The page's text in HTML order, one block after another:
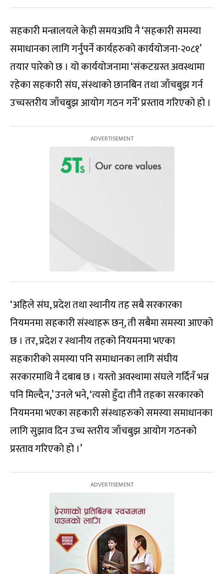
सहकारी मन्त्रालयले केही समयअघि नै ‘सहकारी समस्या
समाधानका लागि गर्नुपर्ने कार्यहरुको कार्ययोजना-२०८१’
तयार पारेको छ । यो कार्ययोजनामा ‘संकटग्रस्त अवस्थामा
रहेका सहकारी संघ, संस्थाको छानबिन तथा जाँचबुझ गर्न
उच्चस्तरीय जाँचबुझ आयोग गठन गर्ने’ प्रस्ताव गरिएको हो ।
‘अहिले संघ, प्रदेश तथा स्थानीय तह सबै सरकारका
नियमनमा सहकारी संस्थाहरू छन्, ती सबैमा समस्या आएको
छ । तर, प्रदेश र स्थानीय तहको नियमनमा भएका
सहकारीको समस्या पनि समाधानका लागि संघीय
सरकारमाथि नै दबाब छ । यस्तो अवस्थामा संघले गर्दिनँ भन्न
पनि मिल्दैन,’ उनले भने, ‘त्यसो हुँदा तीनै तहका सरकारको
नियमनमा भएका सहकारी संस्थाहरुको समस्या समाधानका
लागि सुझाव दिन उच्च स्तरीय जाँचबुझ आयोग गठनको
प्रस्ताव गरिएको हो ।’